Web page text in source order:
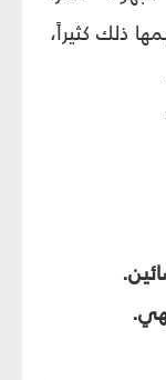
ذلك كثيراً،